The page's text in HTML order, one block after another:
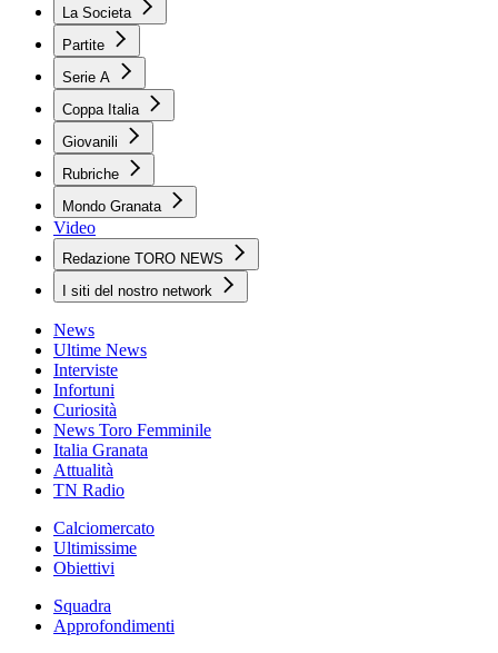
La Societa
Partite
Serie A
Coppa Italia
Giovanili
Rubriche
Mondo Granata
Video
Redazione TORO NEWS
I siti del nostro network
News
Ultime News
Interviste
Infortuni
Curiosità
News Toro Femminile
Italia Granata
Attualità
TN Radio
Calciomercato
Ultimissime
Obiettivi
Squadra
Approfondimenti